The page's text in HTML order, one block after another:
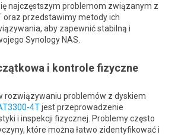
najczęstszym problemom związanym z
oraz przedstawimy metody ich
aby zapewnić stabilną i
Synology NAS.
i kontrole fizyczne
rozwiązywaniu problemów z dyskiem
4Tjest przeprowadzenie
i inspekcji fizycznej. Problemy często
które można łatwo zidentyfikować i